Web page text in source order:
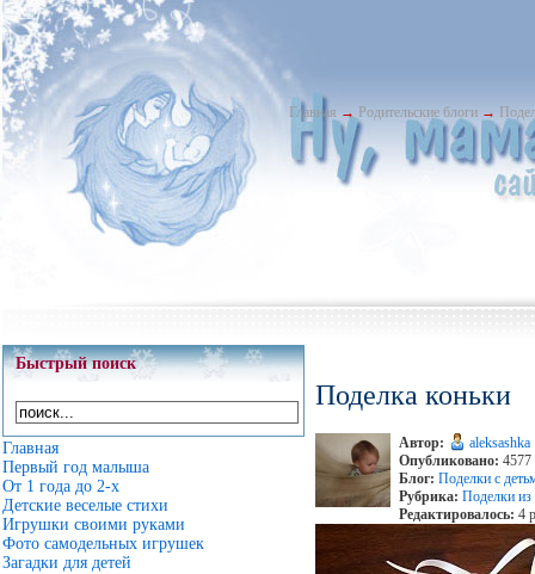
Главная → Родительские блоги →
Быстрый поиск
Главная
Первый год малыша
От 1 года до 2-х
Детские веселые стихи
Игрушки своими руками
Фото самодельных игрушек
Загадки для детей
Поделка коньки
Автор:
aleksashka
Опубликовано: 4577
Блог: Поделки с
Рубрика: Поделки из
Редактировалось: 4